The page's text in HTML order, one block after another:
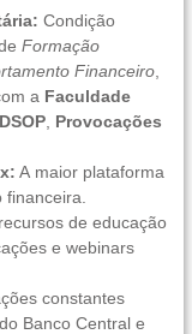
Condição
Formação
Financeiro
a Faculdade
DSOP Provocações
A maior plataforma
de educação
e webinars
constantes
Banco Central e